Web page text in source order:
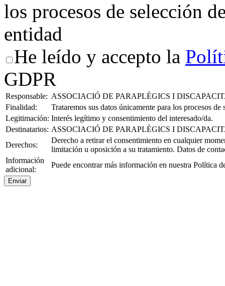
los procesos de selección
entidad
He leído y accepto la
GDPR
Responsable: ASSOCIACIÓ DE PARAPLÈGICS I
Finalidad:
Trataremos sus datos únicamente para los procesos
Legitimación: Interés legítimo y consentimiento del interesado/da.
Destinatarios: ASSOCIACIÓ DE PARAPLÈGICS I
Derechos:
Derecho a retirar el consentimiento en cualquier
limitación u oposición a su tratamiento. Datos de
Información
adicional:
Puede encontrar más información en nuestra Política
Enviar